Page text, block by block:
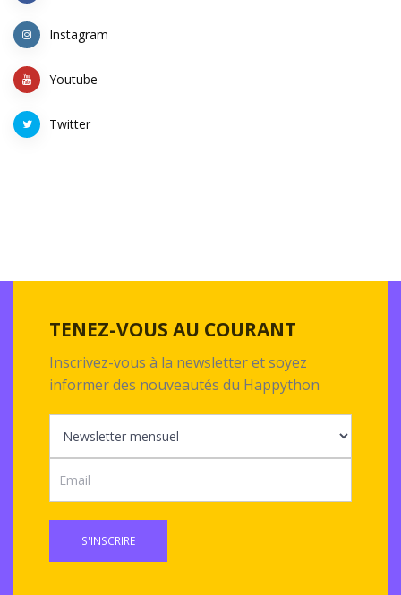
Instagram
Youtube
Twitter
TENEZ-VOUS AU COURANT
Inscrivez-vous à la newsletter et soyez
informer des nouveautés du Happython
S'INSCRIRE